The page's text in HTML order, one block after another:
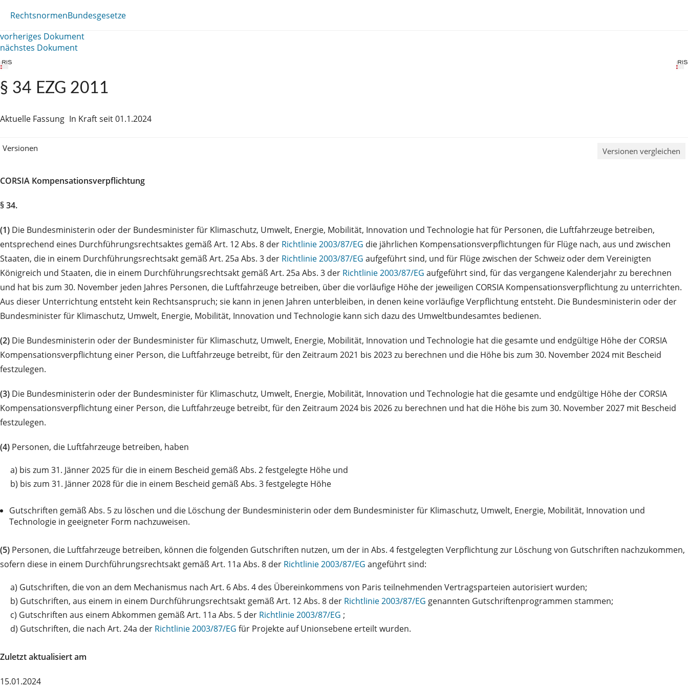
RechtsnormenBundesgesetze
vorheriges Dokument
nächstes Dokument
§ 34 EZG 2011
Aktuelle Fassung In Kraft seit 01.1.2024
Versionen Versionen vergleichen
CORSIA Kompensationsverpflichtung
§ 34.
(1) Die Bundesministerin oder der Bundesminister für Klimaschutz, Umwelt, Energie, Mobilität, Innovation und Technologie hat für Personen, die Luftfahrzeuge betreiben,
entsprechend eines Durchführungsrechtsaktes gemäß Art. 12 Abs. 8 der Richtlinie 2003/87/EG die jährlichen Kompensationsverpflichtungen für Flüge nach, aus und zwischen
Staaten, die in einem Durchführungsrechtsakt gemäß Art. 25a Abs. 3 der Richtlinie 2003/87/EG aufgeführt sind, und für Flüge zwischen der Schweiz oder dem Vereinigten
Königreich und Staaten, die in einem Durchführungsrechtsakt gemäß Art. 25a Abs. 3 der Richtlinie 2003/87/EG aufgeführt sind, für das vergangene Kalenderjahr zu berechnen
und hat bis zum 30. November jeden Jahres Personen, die Luftfahrzeuge betreiben, über die vorläufige Höhe der jeweiligen CORSIA Kompensationsverpflichtung zu unterrichten.
Aus dieser Unterrichtung entsteht kein Rechtsanspruch; sie kann in jenen Jahren unterbleiben, in denen keine vorläufige Verpflichtung entsteht. Die Bundesministerin oder der
Bundesminister für Klimaschutz, Umwelt, Energie, Mobilität, Innovation und Technologie kann sich dazu des Umweltbundesamtes bedienen.
(2) Die Bundesministerin oder der Bundesminister für Klimaschutz, Umwelt, Energie, Mobilität, Innovation und Technologie hat die gesamte und endgültige Höhe der CORSIA
Kompensationsverpflichtung einer Person, die Luftfahrzeuge betreibt, für den Zeitraum 2021 bis 2023 zu berechnen und die Höhe bis zum 30. November 2024 mit Bescheid
festzulegen.
(3) Die Bundesministerin oder der Bundesminister für Klimaschutz, Umwelt, Energie, Mobilität, Innovation und Technologie hat die gesamte und endgültige Höhe der CORSIA
Kompensationsverpflichtung einer Person, die Luftfahrzeuge betreibt, für den Zeitraum 2024 bis 2026 zu berechnen und hat die Höhe bis zum 30. November 2027 mit Bescheid
festzulegen.
(4) Personen, die Luftfahrzeuge betreiben, haben
a) bis zum 31. Jänner 2025 für die in einem Bescheid gemäß Abs. 2 festgelegte Höhe und
b) bis zum 31. Jänner 2028 für die in einem Bescheid gemäß Abs. 3 festgelegte Höhe
Gutschriften gemäß Abs. 5 zu löschen und die Löschung der Bundesministerin oder dem Bundesminister für Klimaschutz, Umwelt, Energie, Mobilität, Innovation und
Technologie in geeigneter Form nachzuweisen.
(5) Personen, die Luftfahrzeuge betreiben, können die folgenden Gutschriften nutzen, um der in Abs. 4 festgelegten Verpflichtung zur Löschung von Gutschriften nachzukommen,
sofern diese in einem Durchführungsrechtsakt gemäß Art. 11a Abs. 8 der Richtlinie 2003/87/EG angeführt sind:
a) Gutschriften, die von an dem Mechanismus nach Art. 6 Abs. 4 des Übereinkommens von Paris teilnehmenden Vertragsparteien autorisiert wurden;
b) Gutschriften, aus einem in einem Durchführungsrechtsakt gemäß Art. 12 Abs. 8 der Richtlinie 2003/87/EG genannten Gutschriftenprogrammen stammen;
c) Gutschriften aus einem Abkommen gemäß Art. 11a Abs. 5 der Richtlinie 2003/87/EG ;
d) Gutschriften, die nach Art. 24a der Richtlinie 2003/87/EG für Projekte auf Unionsebene erteilt wurden.
Zuletzt aktualisiert am
15.01.2024